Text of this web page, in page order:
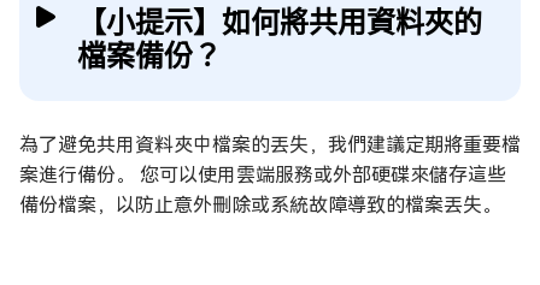
【小提示】如何將共用資料夾的
檔案備份？
為了避免共用資料夾中檔案的丟失，我們建議定期將重要檔
案進行備份。 您可以使用雲端服務或外部硬碟來儲存這些
備份檔案，以防止意外刪除或系統故障導致的檔案丟失。